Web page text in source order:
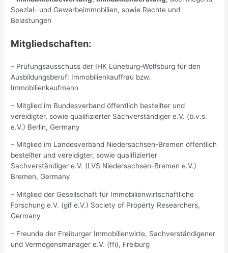
Spezial- und Gewerbeimmobilien, sowie Rechte und
Belastungen
Mitgliedschaften:
– Prüfungsausschuss der IHK Lüneburg-Wolfsburg für den
Ausbildungsberuf: Immobilienkauffrau bzw.
Immobilienkaufmann
– Mitglied im Bundesverband öffentlich bestellter und
vereidigter, sowie qualifizierter Sachverständiger e.V. (b.v.s.
e.V.) Berlin, Germany
– Mitglied im Landesverband Niedersachsen-Bremen öffentlich
bestellter und vereidigter, sowie qualifizierter
Sachverständiger e.V. (LVS Niedersachsen-Bremen e.V.)
Bremen, Germany
– Mitglied der Gesellschaft für Immobilienwirtschaftliche
Forschung e.V. (gif e.V.) Society of Property Researchers,
Germany
– Freunde der Freiburger Immobilienwirte, Sachverständigener
und Vermögensmanager e.V. (ffi), Freiburg